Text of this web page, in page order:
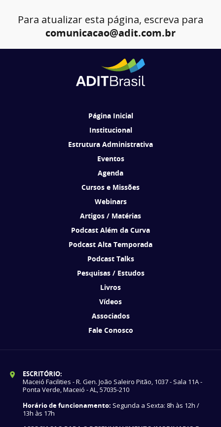
Para atualizar esta página, escreva para
comunicacao@adit.com.br
Página Inicial
Institucional
Estrutura Administrativa
Eventos
Agenda
Cursos e Missões
Webinars
Artigos / Matérias
Podcast Além da Curva
Podcast Alta Temporada
Podcast Talks
Pesquisas / Estudos
Livros
Vídeos
Associados
Fale Conosco
ESCRITÓRIO:
Maceió Facilities - R. Gen. João Saleiro Pitão, 1037 - Sala 11A -
Ponta Verde, Maceió - AL, 57035-210
Horário de funcionamento: Segunda a Sexta: 8h às 12h /
13h às 17h